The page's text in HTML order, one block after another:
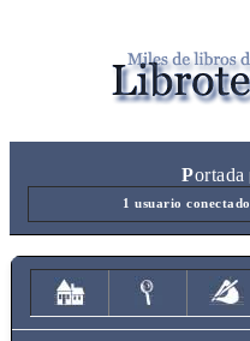
Portada
1 usuario conectado